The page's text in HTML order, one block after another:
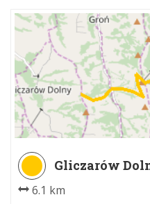
Gliczarów
6.1 km